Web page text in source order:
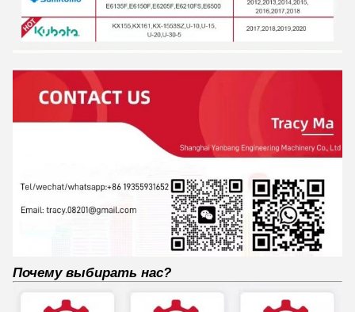
Почему выбирать нас?